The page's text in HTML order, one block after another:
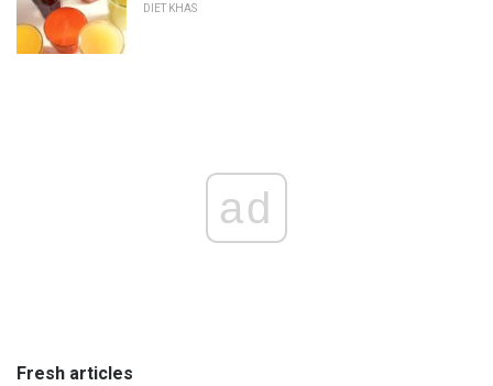
DIET KHAS
ad
Fresh articles